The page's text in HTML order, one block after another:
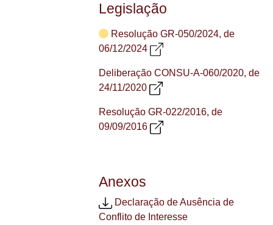
Legislação
Loading...
Resolução GR-050/2024, de
06/12/2024
Deliberação CONSU-A-060/2020, de
24/11/2020
Resolução GR-022/2016, de
09/09/2016
Anexos
Declaração de Ausência de
Conflito de Interesse